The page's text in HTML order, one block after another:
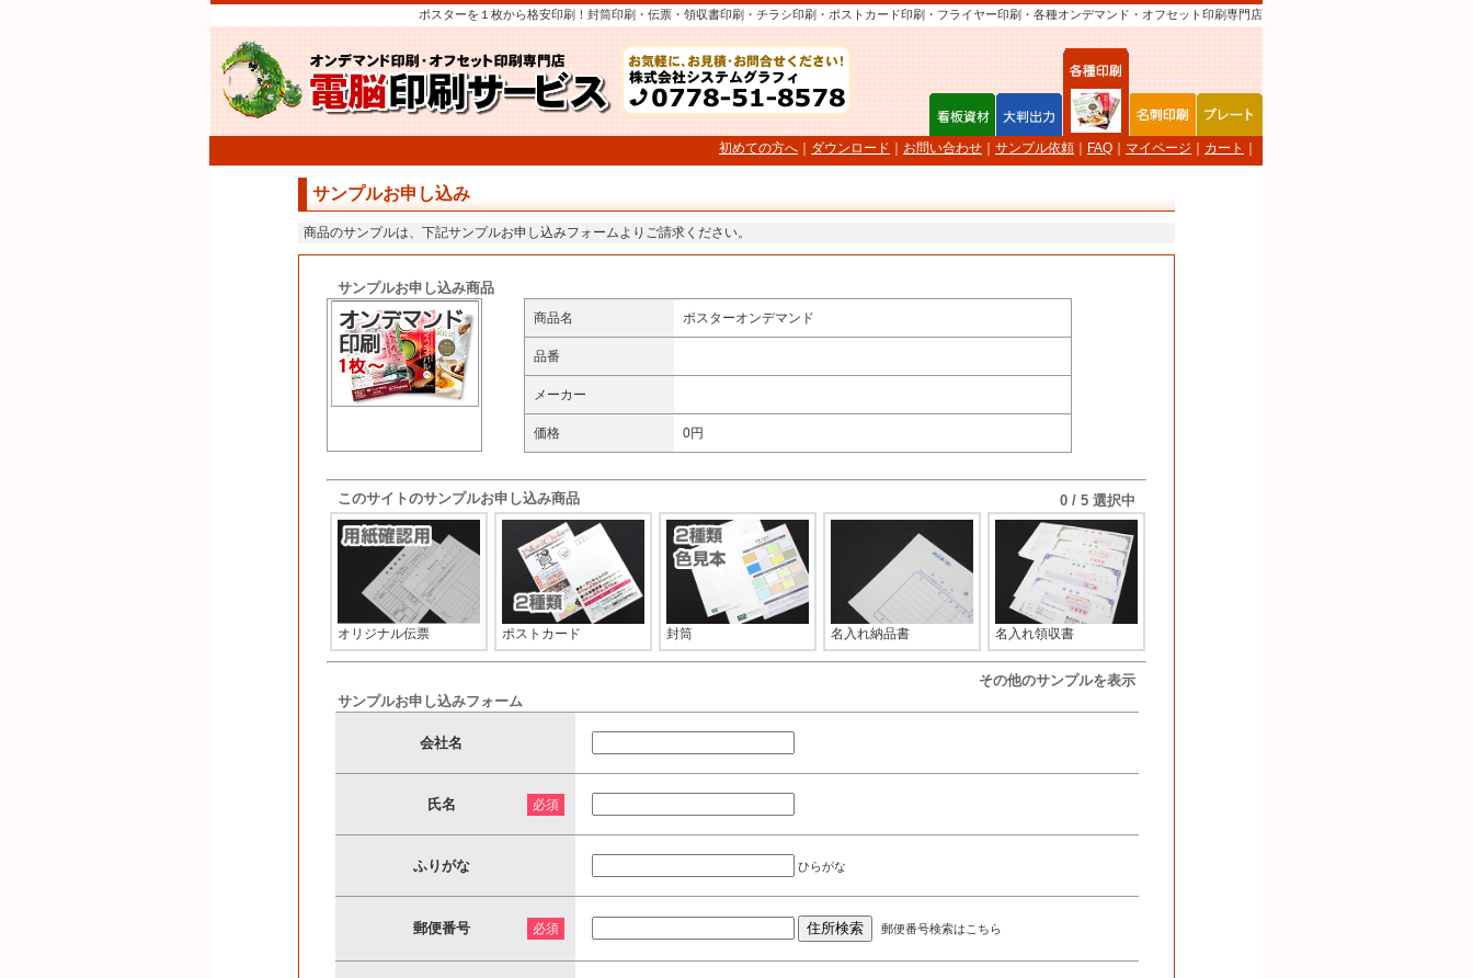
ポスターを１枚から格安印刷！封筒印刷・伝票・領収書印刷・チラシ印刷・ポストカード印刷・フライヤー印刷・各種オンデマンド・オフセット印刷専門店
カート
マイページ
FAQ
サンプル依頼
お問い合わせ
ダウンロード
初めての方へ
サンプルお申し込み
商品のサンプルは、下記サンプルお申し込みフォームよりご請求ください。
サンプルお申し込み商品
商品名 ポスターオンデマンド
品番
メーカー
価格 0円
このサイトのサンプルお申し込み商品 0 / 5 選択中
オリジナル伝票 ポストカード 封筒 名入れ納品書 名入れ領収書
その他のサンプルを表示
サンプルお申し込みフォーム
会社名
氏名 ※
ふりがな ひらがな
郵便番号 ※ 郵便番号検索はこちら